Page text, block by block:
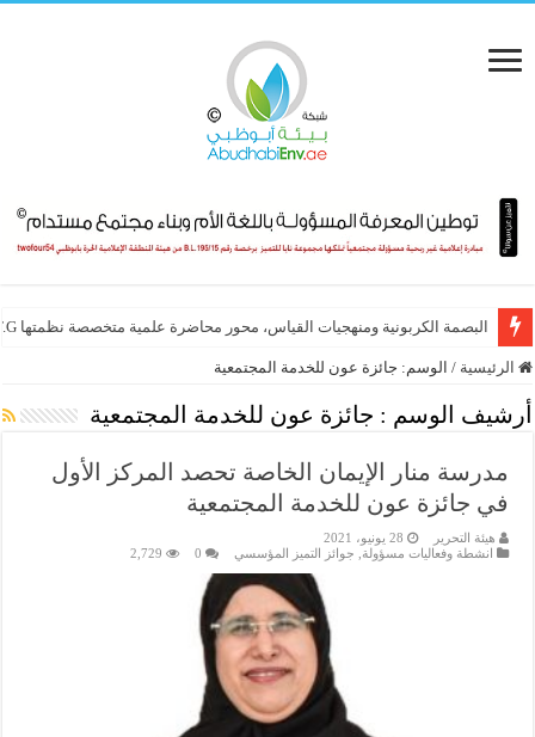
البصمة الكربونية ومنهجيات القياس، محور محاضرة علمية متخصصة نظمتها E.T.G
الرئيسية / الوسم: جائزة عون للخدمة المجتمعية
أرشيف الوسم : جائزة عون للخدمة المجتمعية
مدرسة منار الإيمان الخاصة تحصد المركز الأول
في جائزة عون للخدمة المجتمعية
هيئة التحرير
28 يونيو، 2021
انشطة وفعاليات مسؤولة
جوائز التميز المؤسسي 0
2,729